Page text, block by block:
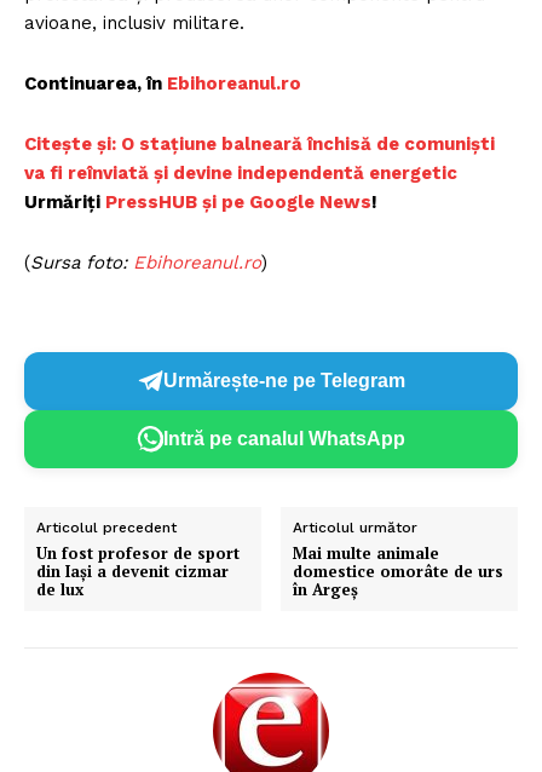
avioane, inclusiv militare.
Continuarea, în Ebihoreanul.ro
Citește și: O stațiune balneară închisă de comuniști
va fi reînviată și devine independentă energetic
Urmăriți PressHUB și pe Google News!
(Sursa foto: Ebihoreanul.ro)
Urmărește-ne pe Telegram
Intră pe canalul WhatsApp
Articolul precedent
Un fost profesor de sport
din Iași a devenit cizmar
de lux
Articolul următor
Mai multe animale
domestice omorâte de urs
în Argeș